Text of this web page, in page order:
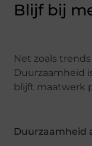
Blijf bij
Net zoals
Duurzaamheid
blijft maatwerk
Duurzaamheid